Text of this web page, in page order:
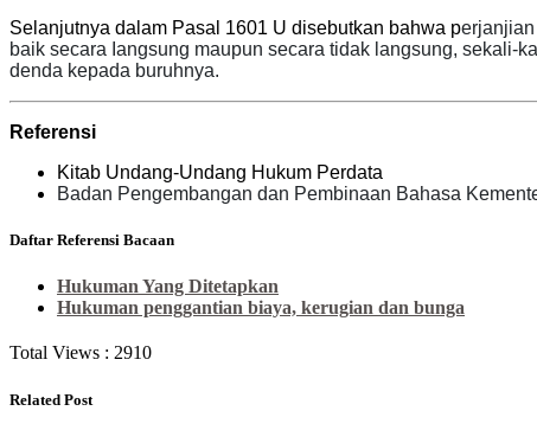
Selanjutnya dalam Pasal 1601 U disebutkan bahwa p
baik secara Iangsung maupun secara tidak langsung, sekali-
denda kepada buruhnya.
Referensi
Kitab Undang-Undang Hukum Perdata
Badan Pengembangan dan Pembinaan Bahasa
Daftar Referensi Bacaan
Hukuman Yang Ditetapkan
Hukuman penggantian biaya, kerugian dan bunga
Total Views : 2910
Related Post